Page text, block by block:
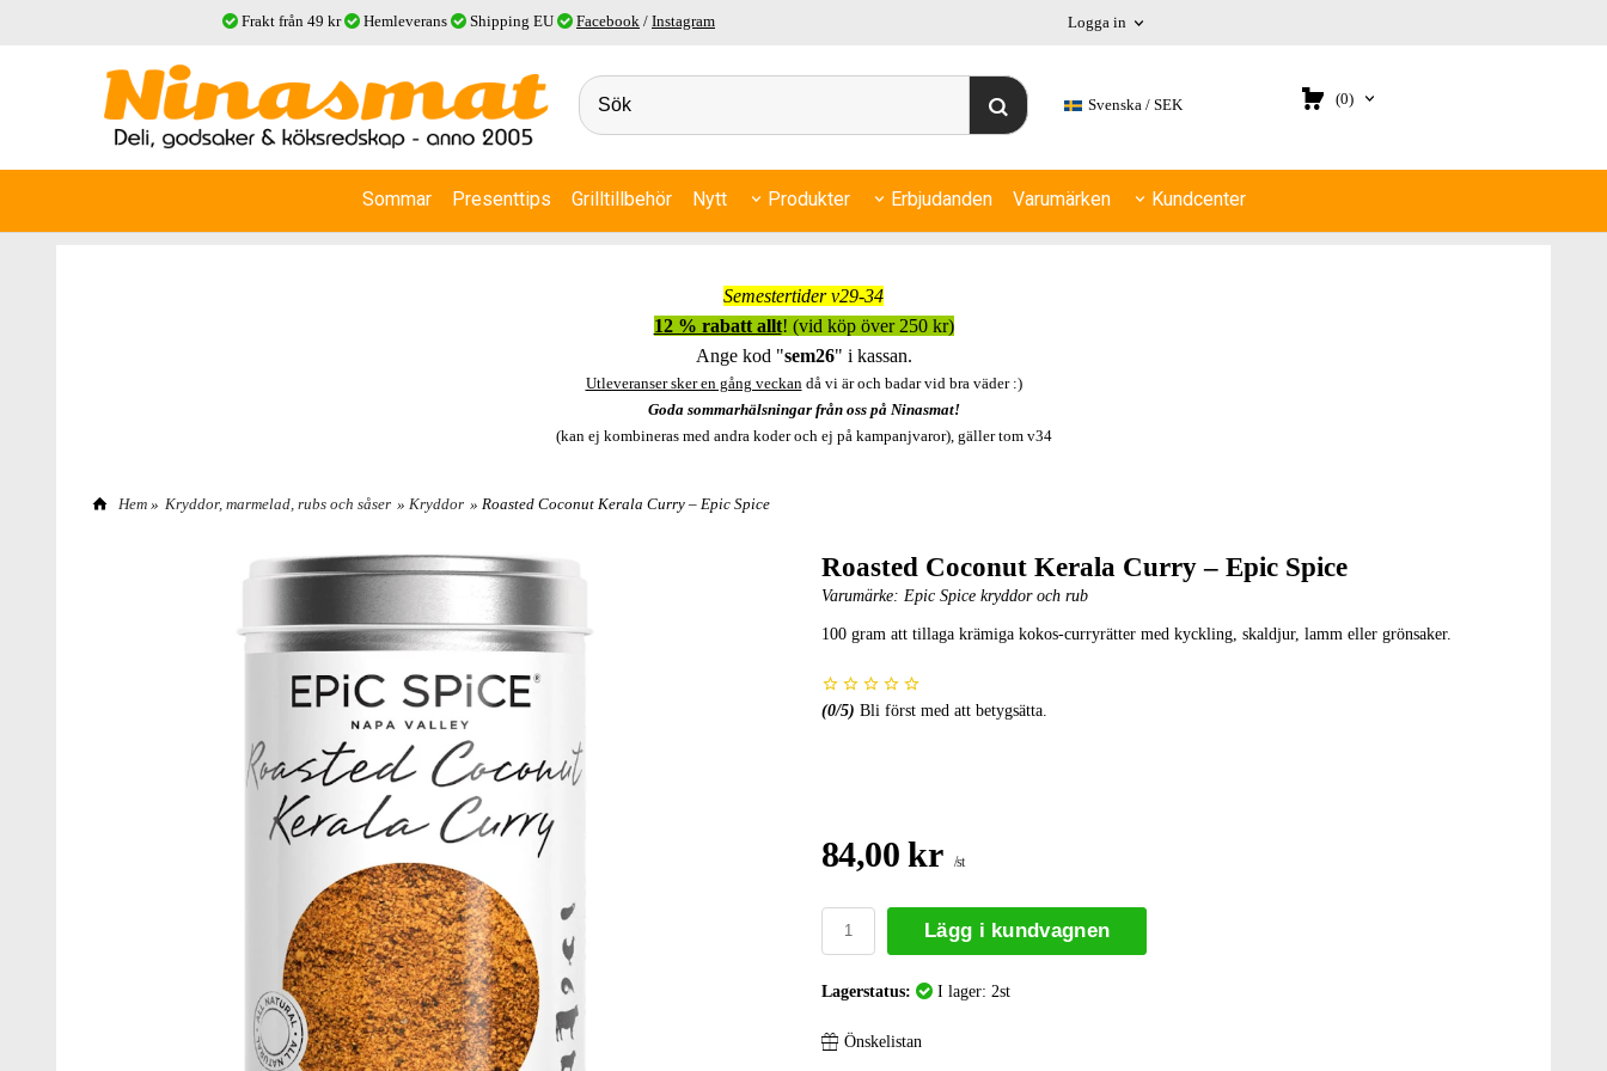
Frakt från 49 kr Hemleverans Shipping EU Facebook / Instagram Logga in
Svenska SEK (0)
Sommar Presenttips Grilltillbehör Nytt Produkter Erbjudanden Varumärken Kundcenter
Semestertider v29-34
12 % rabatt allt! (vid köp över 250 kr)
Ange kod "sem26" i kassan.
Utleveranser sker en gång veckan då vi är och badar vid bra väder :)
Goda sommarhälsningar från oss på Ninasmat!
(kan ej kombineras med andra koder och ej på kampanjvaror), gäller tom v34
Hem » Kryddor, marmelad, rubs och såser » Kryddor » Roasted Coconut Kerala Curry – Epic Spice
Roasted Coconut Kerala Curry – Epic Spice
Varumärke: Epic Spice kryddor och rub
100 gram att tillaga krämiga kokos-curryrätter med kyckling, skaldjur, lamm eller grönsaker.
(0/5) Bli först med att betygsätta.
84,00 kr /st
Lägg i kundvagnen
Lagerstatus: I lager: 2st
Önskelistan